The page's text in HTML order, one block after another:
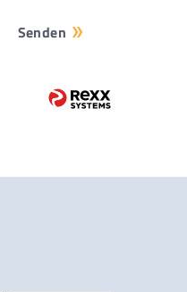
Senden